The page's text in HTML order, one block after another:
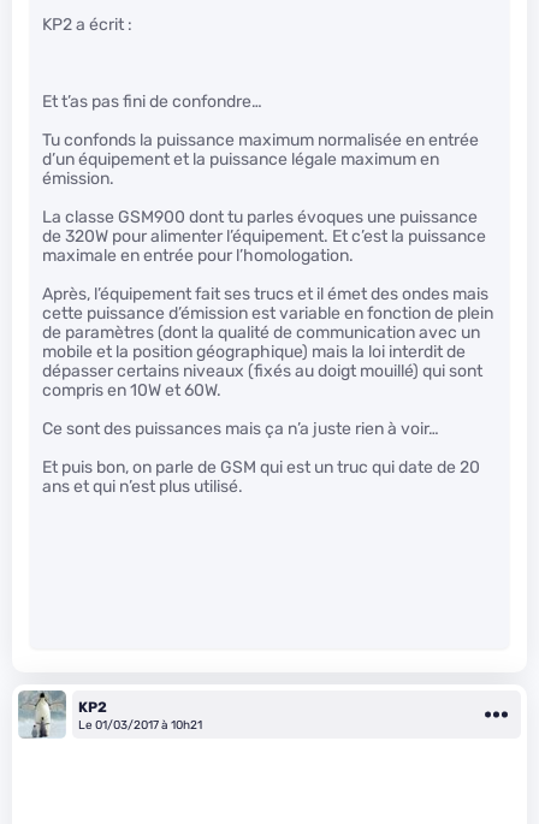
KP2 a écrit :
Et t’as pas fini de confondre…
Tu confonds la puissance maximum normalisée en entrée
d’un équipement et la puissance légale maximum en
émission.
La classe GSM900 dont tu parles évoques une puissance
de 320W pour alimenter l’équipement. Et c’est la puissance
maximale en entrée pour l’homologation.
Après, l’équipement fait ses trucs et il émet des ondes mais
cette puissance d’émission est variable en fonction de plein
de paramètres (dont la qualité de communication avec un
mobile et la position géographique) mais la loi interdit de
dépasser certains niveaux (fixés au doigt mouillé) qui sont
compris en 10W et 60W.
Ce sont des puissances mais ça n’a juste rien à voir…
Et puis bon, on parle de GSM qui est un truc qui date de 20
ans et qui n’est plus utilisé.
KP2
Le 01/03/2017 à 10h21